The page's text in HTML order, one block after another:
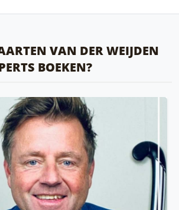
VAN DER WEIJDEN
BOEKEN?